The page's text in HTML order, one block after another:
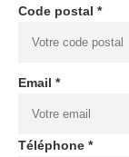
Code postal *
Email *
Téléphone *